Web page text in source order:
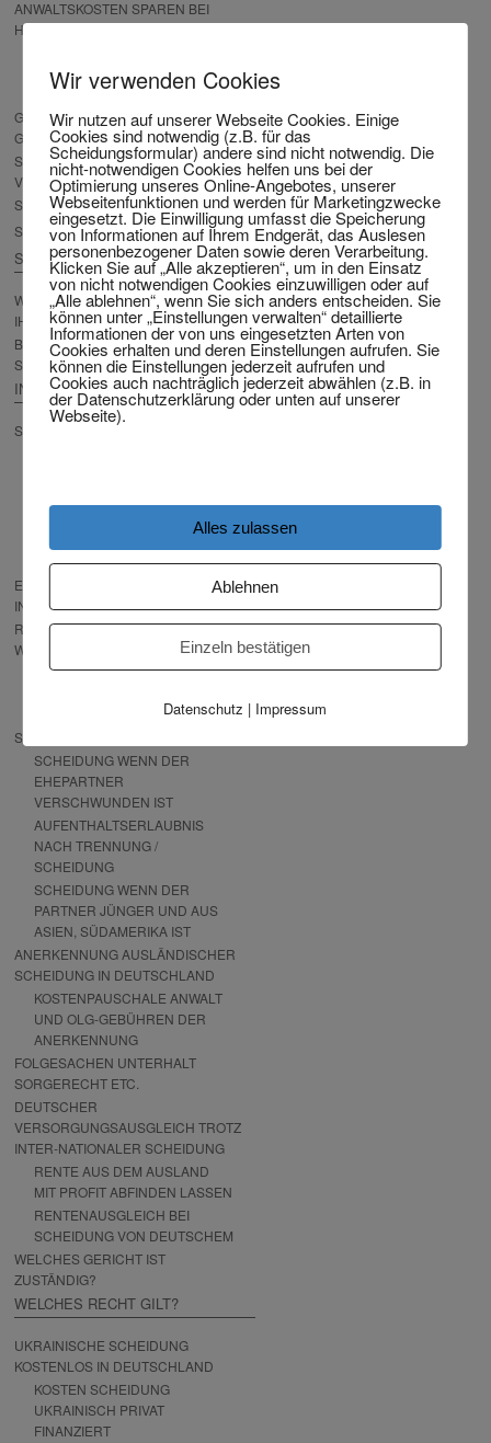
ANWALTSKOSTEN SPAREN BEI
HÖCHSTER QUALITÄT
VERMÖGEN DIE KOSTEN DER
SCHEIDUNG
GARANTIE: SCHEIDUNG-SO-
GÜNSTIG-WIE-MÖGLICH!
SCHEIDUND KOSTENLOS — MIT
VKH
SCHEIDUNG ZUM FESTPREIS?
SCHEIDUNGSKOSTEN-RECHNER
SCHEIDUNGSFORMULAR
WEGWEISER ZUR VORBEREITUNG
IHRER SCHEIDUNG
BESCHWERDEPRÜFUNG
SCHEIDUNG
INTERNATIONALE SCHEIDUNG
SCHEIDUNG AUS DEM AUSLAND
DEM AUSLAND
EXPRESS SCHEIDUNG
INTERNATIONAL — JETZT STARTEN
RECHT, DAS IHNEN PASST — BITTE
WÄHLEN!
RECHTSWAHL-
SCHEIDUNG VON AUSLÄNDER
SCHEIDUNG WENN DER
EHEPARTNER
VERSCHWUNDEN IST
AUFENTHALTSERLAUBNIS
NACH TRENNUNG /
SCHEIDUNG
SCHEIDUNG WENN DER
PARTNER JÜNGER UND AUS
ASIEN, SÜDAMERIKA IST
ANERKENNUNG AUSLÄNDISCHER
SCHEIDUNG IN DEUTSCHLAND
KOSTENPAUSCHALE ANWALT
UND OLG-GEBÜHREN DER
ANERKENNUNG
FOLGESACHEN UNTERHALT
SORGERECHT ETC.
DEUTSCHER
VERSORGUNGSAUSGLEICH TROTZ
INTER-NATIONALER SCHEIDUNG
RENTE AUS DEM AUSLAND
MIT PROFIT ABFINDEN LASSEN
RENTENAUSGLEICH BEI
SCHEIDUNG VON DEUTSCHEM
WELCHES GERICHT IST
ZUSTÄNDIG?
WELCHES RECHT GILT?
UKRAINISCHE SCHEIDUNG
KOSTENLOS IN DEUTSCHLAND
KOSTEN SCHEIDUNG
UKRAINISCH PRIVAT
FINANZIERT
Wir verwenden Cookies
Wir nutzen auf unserer Webseite Cookies. Einige
Cookies sind notwendig (z.B. für das
Scheidungsformular) andere sind nicht notwendig. Die
nicht-notwendigen Cookies helfen uns bei der
Optimierung unseres Online-Angebotes, unserer
Webseitenfunktionen und werden für Marketingzwecke
eingesetzt. Die Einwilligung umfasst die Speicherung
von Informationen auf Ihrem Endgerät, das Auslesen
personenbezogener Daten sowie deren Verarbeitung.
Klicken Sie auf „Alle akzeptieren“, um in den Einsatz
von nicht notwendigen Cookies einzuwilligen oder auf
„Alle ablehnen“, wenn Sie sich anders entscheiden. Sie
können unter „Einstellungen verwalten“ detaillierte
Informationen der von uns eingesetzten Arten von
Cookies erhalten und deren Einstellungen aufrufen. Sie
können die Einstellungen jederzeit aufrufen und
Cookies auch nachträglich jederzeit abwählen (z.B. in
der Datenschutzerklärung oder unten auf unserer
Webseite).
Alles zulassen
Ablehnen
Einzeln bestätigen
Datenschutz | Impressum